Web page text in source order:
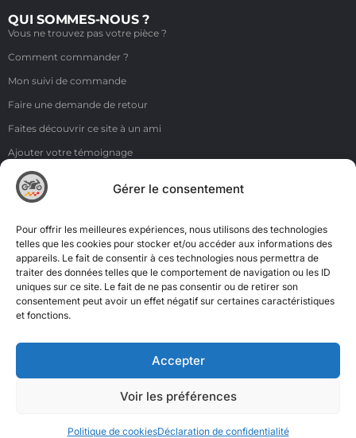
Gérer le consentement
Pour offrir les meilleures expériences, nous utilisons des technologies
telles que les cookies pour stocker et/ou accéder aux informations des
appareils. Le fait de consentir à ces technologies nous permettra de
traiter des données telles que le comportement de navigation ou les ID
uniques sur ce site. Le fait de ne pas consentir ou de retirer son
consentement peut avoir un effet négatif sur certaines caractéristiques
et fonctions.
Accepter
Voir les préférences
Politique de cookiesDéclaration de confidentialité
QUI SOMMES-NOUS ?
Vous ne trouvez pas votre pièce ?
Comment commander ?
Mon suivi de commande
Faire une demande de retour
Faites découvrir ce site à un ami
Ajouter votre témoignage
Voir tous les témoignages
Liens
NOS COORDONNÉES
ZI de la Moinerie - 8 rue du Roussillon 91220 Bretigny sur Orge
Email: contact@accimoto.com
Standard : +33(0)1 69 88 16 16